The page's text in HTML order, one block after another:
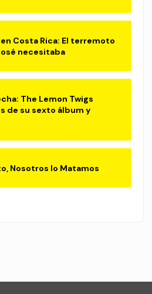
Costa Rica: El terremoto
necesitaba
The Lemon Twigs
de su sexto álbum y
Nosotros lo Matamos